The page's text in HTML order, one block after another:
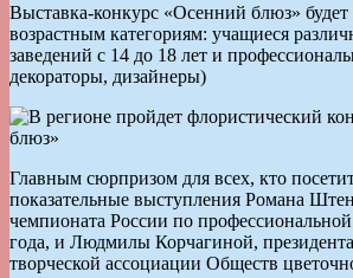
Выставка-конкурс «Осенний блюз» будет
возрастным категориям: учащиеся
заведений с 14 до 18 лет и
декораторы, дизайнеры)
Главным сюрпризом для всех, кто
показательные выступления Романа
чемпионата России по
года, и Людмилы Корчагиной,
творческой ассоциации Обществ